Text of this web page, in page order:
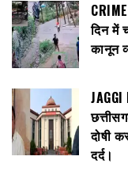
दिन में
कानून
JAGGI
दोषी
दर्द।